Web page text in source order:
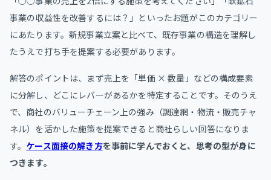
事業の収益性を改善するには？」といったお題がこのカテゴリー
にあたります。新規事業立案と比べて、既存事業の構造を理解し
たうえで打ち手を提案する必要があります。
解答のポイントは、まず売上を「単価 × 数量」などの構成要素
に分解し、どこにレバーがあるかを特定することです。そのうえ
で、商社のバリューチェーン上の強み（調達網・物流・販売チャ
ネル）を活かした施策を提案できると商社らしい回答になりま
す。 ケース面接の解き方を事前に学んでおくと、思考の型が身に
つきます。